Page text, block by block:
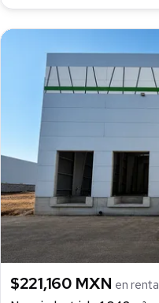
$221,160 MXN en renta